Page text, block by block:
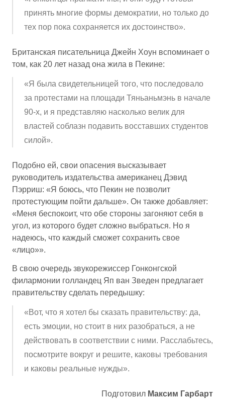
принять многие формы демократии, но только до
тех пор пока сохраняется их достоинство».
Британская писательница Джейн Хоун вспоминает о
том, как 20 лет назад она жила в Пекине:
«Я была свидетельницей того, что последовало
за протестами на площади Тяньаньмэнь в начале
90-х, и я представляю насколько велик для
властей соблазн подавить восставших студентов
силой».
Подобно ей, свои опасения высказывает
руководитель издательства американец Дэвид
Пэрриш: «Я боюсь, что Пекин не позволит
протестующим пойти дальше». Он также добавляет:
«Меня беспокоит, что обе стороны загоняют себя в
угол, из которого будет сложно выбраться. Но я
надеюсь, что каждый сможет сохранить свое
«лицо»».
В свою очередь звукорежиссер Гонконгской
филармонии голландец Яп ван Зведен предлагает
правительству сделать передышку:
«Вот, что я хотел бы сказать правительству: да,
есть эмоции, но стоит в них разобраться, а не
действовать в соответствии с ними. Расслабьтесь,
посмотрите вокруг и решите, каковы требования
и каковы реальные нужды».
Подготовил Максим Гарбарт